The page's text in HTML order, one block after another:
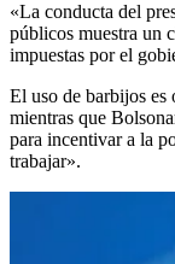
«La conducta del
públicos muestra un
impuestas por el
El uso de barbijos
mientras que
para incentivar a la
trabajar».